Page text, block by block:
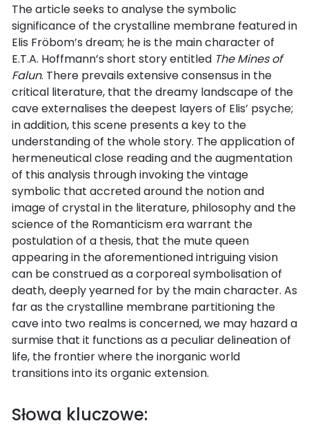
The article seeks to analyse the symbolic
significance of the crystalline membrane featured in
Elis Fröbom’s dream; he is the main character of
E.T.A. Hoffmann’s short story entitled The Mines of
Falun. There prevails extensive consensus in the
critical literature, that the dreamy landscape of the
cave externalises the deepest layers of Elis’ psyche;
in addition, this scene presents a key to the
understanding of the whole story. The application of
hermeneutical close reading and the augmentation
of this analysis through invoking the vintage
symbolic that accreted around the notion and
image of crystal in the literature, philosophy and the
science of the Romanticism era warrant the
postulation of a thesis, that the mute queen
appearing in the aforementioned intriguing vision
can be construed as a corporeal symbolisation of
death, deeply yearned for by the main character. As
far as the crystalline membrane partitioning the
cave into two realms is concerned, we may hazard a
surmise that it functions as a peculiar delineation of
life, the frontier where the inorganic world
transitions into its organic extension.
Słowa kluczowe: